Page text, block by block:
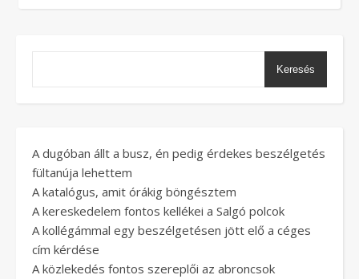
Keresés
A dugóban állt a busz, én pedig érdekes beszélgetés
fültanúja lehettem
A katalógus, amit órákig böngésztem
A kereskedelem fontos kellékei a Salgó polcok
A kollégámmal egy beszélgetésen jött elő a céges
cím kérdése
A közlekedés fontos szereplői az abroncsok